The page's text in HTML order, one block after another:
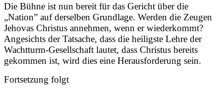
Die Bühne ist nun bereit für das Gericht über die
„Nation” auf derselben Grundlage. Werden die Zeugen
Jehovas Christus annehmen, wenn er wiederkommt?
Angesichts der Tatsache, dass die heiligste Lehre der
Wachtturm-Gesellschaft lautet, dass Christus bereits
gekommen ist, wird dies eine Herausforderung sein.
Fortsetzung folgt